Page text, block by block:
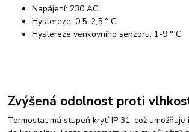
Napájení: 230 AC
Hystereze: 0,5–2,5 ° C
Hystereze venkovního senzoru: 1-9 ° C
Zvýšená odolnost proti
Termostat má stupeň krytí IP 31, což